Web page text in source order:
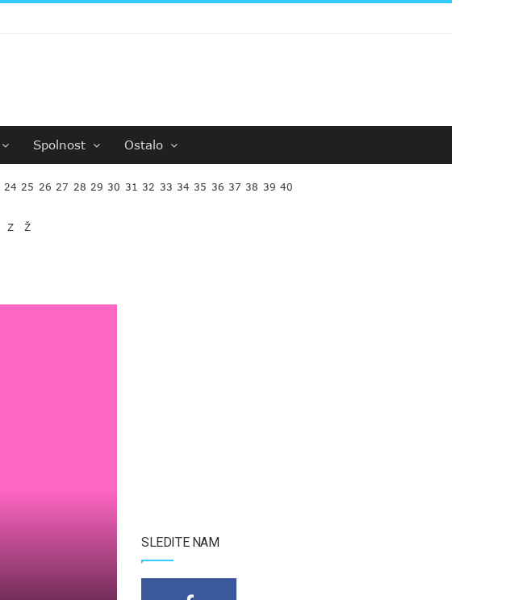
Spolnost Ostalo
24 25 26 27 28 29 30 31 32 33 34 35 36 37 38 39 40
Z Ž
SLEDITE NAM